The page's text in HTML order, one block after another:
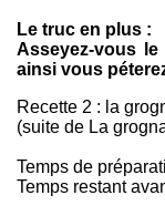
Le truc en plus :
Asseyez-vous
ainsi vous
Recette 2 : la
(suite de La
Temps de
Temps restant